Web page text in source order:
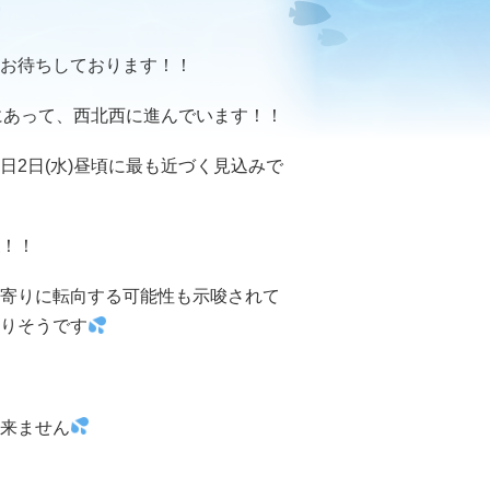
待ちしております！！
って、西北西に進んでいます！！
2日(水)昼頃に最も近づく見込みで
！
りに転向する可能性も示唆されて
そうです
ません